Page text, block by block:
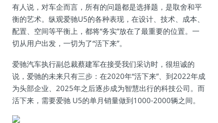
有人说，对车企而言，所有的问题都是选择题，是取舍和平
衡的艺术。纵观爱驰U5的各种表现，在设计、技术、成本、
配置、空间等平衡上，都将“务实”放在了最重要的位置。一
切从用户出发，一切为了“活下来”。
爱驰汽车执行副总裁蔡建军在接受我们采访时，很坦诚的
说，爱驰的未来只有三步：在2020年“活下来”、到2022年成
为头部企业、2025年之后逐步成为智慧出行的科技公司。而
活下来，需要爱驰 U5的单月销量做到1000-2000辆之间。